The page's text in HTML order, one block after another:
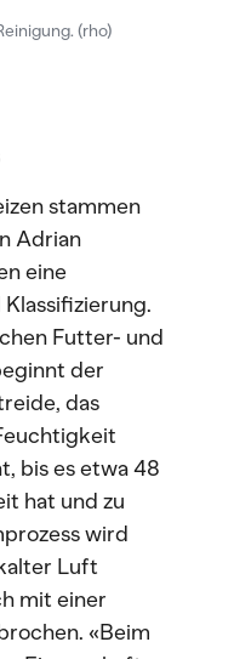
(rho)
stammen
Adrian
eine
Futter- und
der
das
bis es etwa 48
hat und zu
wird
Luft
mit einer
«Beim